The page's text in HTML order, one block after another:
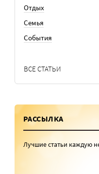
Отдых
Семья
События
ВСЕ СТАТЬИ
РАССЫЛКА
Лучшие статьи каждую